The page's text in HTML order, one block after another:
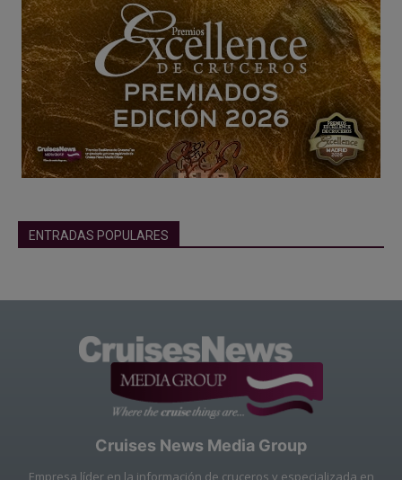
ENTRADAS POPULARES
Cruises News Media Group
Empresa líder en la información de cruceros y especializada en